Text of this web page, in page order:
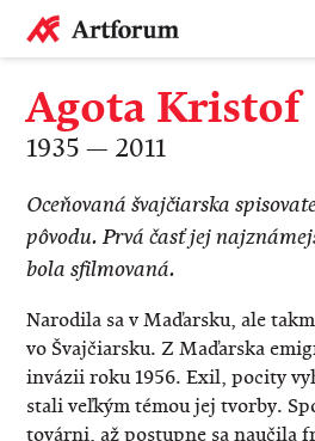
Agota Kristof
1935 — 2011
Oceňovaná švajčiarska
pôvodu. Prvá časť jej
bola sfilmovaná.
Narodila sa v Maďarsku, ale
vo Švajčiarsku. Z Maďarska
invázii roku 1956. Exil, pocity
stali veľkým témou jej tvorby.
továrni, až postupne sa naučila